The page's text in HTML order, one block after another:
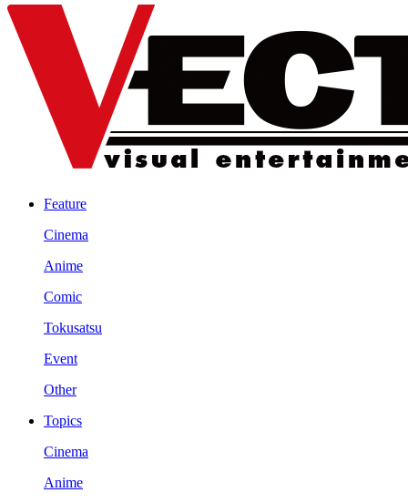
Feature
Cinema
Anime
Comic
Tokusatsu
Event
Other
Topics
Cinema
Anime